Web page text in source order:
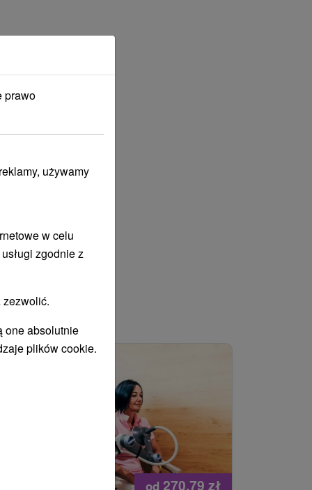
od 270,79 zł
prawo
używamy
w celu
zgodnie z
one absolutnie
plików cookie.